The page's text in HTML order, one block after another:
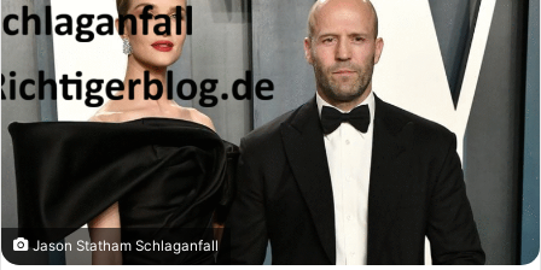
Jason Statham Schlaganfall